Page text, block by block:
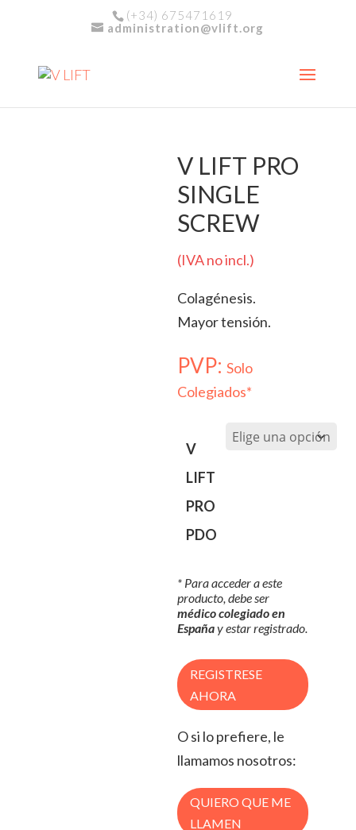
(+34) 675471619
administration@vlift.org
V LIFT PRO
SINGLE
SCREW
(IVA no incl.)
Colagénesis.
Mayor tensión.
PVP:Solo
Colegiados*
V
LIFT
PRO
PDO
* Para acceder a este
producto, debe ser
médico colegiado en
Españay estar registrado.
REGISTRESE
AHORA
O si lo prefiere, le
llamamos nosotros:
QUIERO QUE ME
LLAMEN